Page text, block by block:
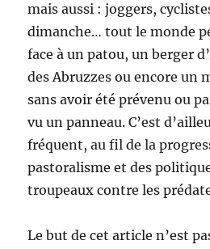
mais aussi : joggers,
dimanche… tout le monde
face à un patou, un berger
des Abruzzes ou encore un
sans avoir été prévenu ou
vu un panneau. C’est
fréquent, au fil de la
pastoralisme et des
troupeaux contre les
Le but de cet article n’est